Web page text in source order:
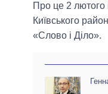
Про це 2 лютого
Київського
«Слово і Діло».